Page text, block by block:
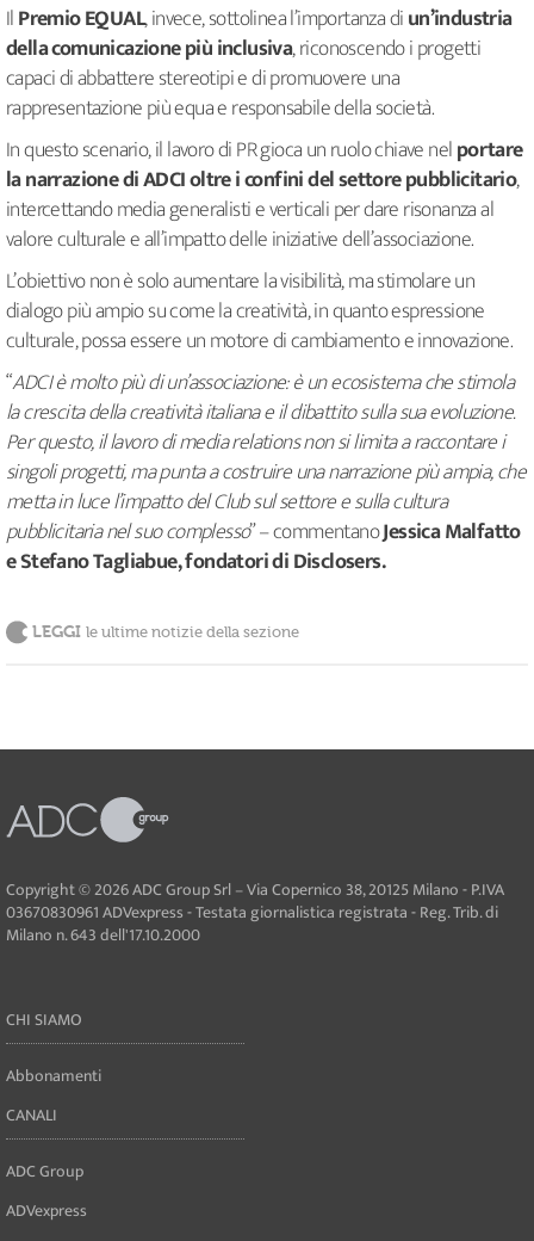
IlPremio EQUAL, invece, sottolinea l’importanza diun’industria
della comunicazione più inclusiva, riconoscendo i progetti
capaci di abbattere stereotipi e di promuovere una
rappresentazione più equa e responsabile della società.
In questo scenario, il lavoro di PR gioca un ruolo chiave nelportare
la narrazione di ADCI oltre i confini del settore pubblicitario,
intercettando media generalisti e verticali per dare risonanza al
valore culturale e all’impatto delle iniziative dell’associazione.
L’obiettivo non è solo aumentare la visibilità, ma stimolare un
dialogo più ampio su come la creatività, in quanto espressione
culturale, possa essere un motore di cambiamento e innovazione.
“ADCI è molto più di un’associazione: è un ecosistema che stimola
la crescita della creatività italiana e il dibattito sulla sua evoluzione.
Per questo, il lavoro di media relations non si limita a raccontare i
singoli progetti, ma punta a costruire una narrazione più ampia, che
metta in luce l’impatto del Club sul settore e sulla cultura
pubblicitaria nel suo complesso” – commentanoJessica Malfatto
e Stefano Tagliabue, fondatori di Disclosers.
LEGGI le ultime notizie della sezione
Copyright © 2026 ADC Group Srl – Via Copernico 38, 20125 Milano - P.IVA
03670830961 ADVexpress - Testata giornalistica registrata - Reg. Trib. di
Milano n. 643 dell'17.10.2000
CHI SIAMO
Abbonamenti
CANALI
ADC Group
ADVexpress